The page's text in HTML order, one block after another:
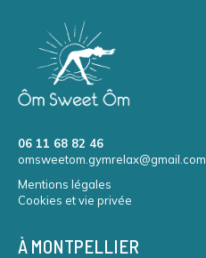
06 11 68 82 46
omsweetom.gymrelax@gmail.com
Mentions légales
Cookies et vie privée
À MONTPELLIER